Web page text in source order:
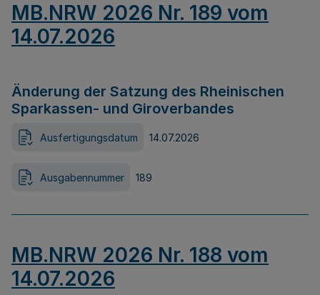
MB.NRW 2026 Nr. 189 vom
14.07.2026
Änderung der Satzung des Rheinischen
Sparkassen- und Giroverbandes
Ausfertigungsdatum 14.07.2026
Ausgabennummer 189
MB.NRW 2026 Nr. 188 vom
14.07.2026